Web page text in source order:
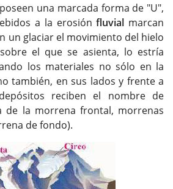
poseen una marcada forma de "U",
a la erosiónfluvial marcan
un glaciar el movimiento del hielo
el que se asienta, lo estría
los materiales no sólo en la
también, en sus lados y frente a
reciben el nombre de
de la morrena frontal, morrenas
de fondo).